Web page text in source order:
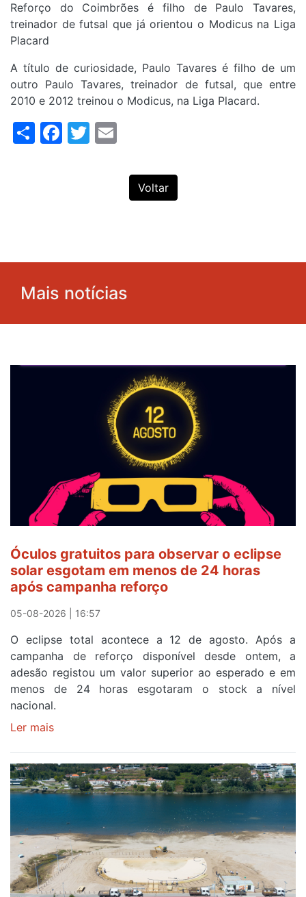
Reforço do Coimbrões é filho de Paulo Tavares,
treinador de futsal que já orientou o Modicus na Liga
Placard
A título de curiosidade, Paulo Tavares é filho de um
outro Paulo Tavares, treinador de futsal, que entre
2010 e 2012 treinou o Modicus, na Liga Placard.
ShareFacebook
Twitter
Voltar
Mais notícias
Óculos gratuitos para observar o eclipse
solar esgotam em menos de 24 horas
após campanha reforço
05-08-2026 | 16:57
O eclipse total acontece a 12 de agosto. Após a
campanha de reforço disponível desde ontem, a
adesão registou um valor superior ao esperado e em
menos de 24 horas esgotaram o stock a nível
nacional.
Ler mais
para
observar
eclipse
solar
esgotam
em
menos